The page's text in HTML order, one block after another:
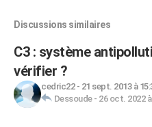
Discussions similaires
C3 : système
vérifier ?
cedric22- 21 sept. 2013 à
Dessoude- 26 oct. 2022